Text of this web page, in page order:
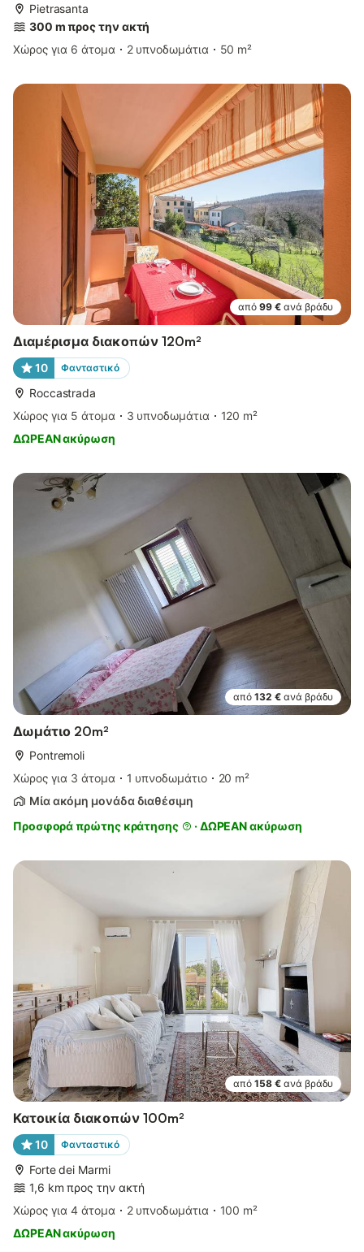
Pietrasanta
300 m προς την ακτή
Χώρος για 6 άτομα
2 υπνοδωμάτια 50 m²
από 99 € ανά βράδυ
Διαμέρισμα διακοπών 120m²
10 Φανταστικό
Roccastrada
Χώρος για 5 άτομα
3 υπνοδωμάτια
120 m²
ΔΩΡΕΑΝ ακύρωση
από 132 € ανά βράδυ
Δωμάτιο 20m²
Pontremoli
Χώρος για 3 άτομα
1 υπνοδωμάτιο
20 m²
Μία ακόμη μονάδα διαθέσιμη
Προσφορά πρώτης κράτησης
·ΔΩΡΕΑΝ ακύρωση
από 158 € ανά βράδυ
Κατοικία διακοπών 100m²
10 Φανταστικό
Forte dei Marmi
1,6 km προς την ακτή
Χώρος για 4 άτομα
2 υπνοδωμάτια
100 m²
ΔΩΡΕΑΝ ακύρωση